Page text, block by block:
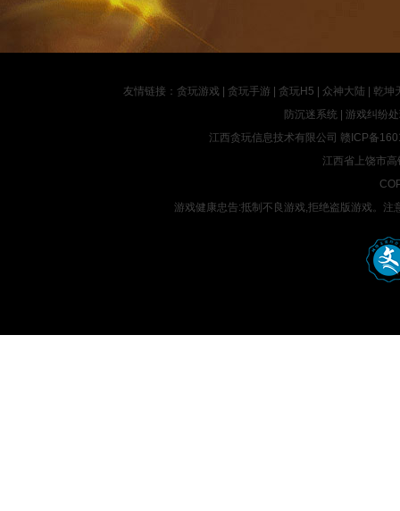
友情链接： 贪玩游戏 贪玩手游 贪玩H5 众神大陆
乾坤
防沉迷系统| 游戏纠纷
江西贪玩信息技术有限公司 赣ICP备
江西省上饶市
游戏健康忠告:抵制不良游戏,拒绝盗版游戏。